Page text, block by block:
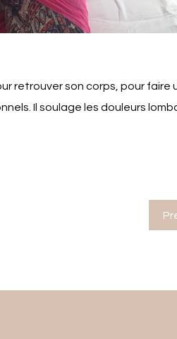
retrouver son corps, pour faire
Il soulage les douleurs